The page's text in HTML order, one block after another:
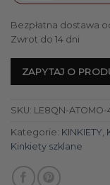
Bezpłatna dostawa
Zwrot do 14 dni
ZAPYTAJ O
SKU: LE8QN-ATOMO-
Kategorie: KINKIETY
Kinkiety szklane